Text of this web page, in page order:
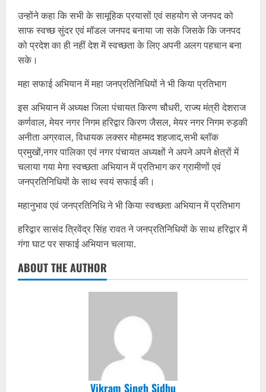
उन्होंने कहा कि सभी के सामूहिक प्रयासों एवं सहयोग से जनपद को
साफ स्वच्छ सुंदर एवं मॉडल जनपद बनाया जा सके जिसके कि जनपद
को प्रदेश का ही नहीं देश में स्वच्छता के लिए अपनी अलग पहचान बना
सके।
महा सफाई अभियान में महा जनप्रतिनिधियों ने भी किया प्रतिभाग
इस अभियान में अध्यक्ष जिला पंचायत किरण चौधरी, राज्य मंत्री देशराज
कर्णवाल, मेयर नगर निगम हरिद्वार किरण जैसल, मेयर नगर निगम रुड़की
अनीता अग्रवाल, विधायक लक्सर मोहम्मद शहजाद,सभी ब्लॉक
प्रमुखों,नगर पालिका एवं नगर पंचायत अध्यक्षों ने अपने अपने क्षेत्रों में
चलाया गया मेगा स्वच्छता अभियान में प्रतिभाग कर ग्रामीणों एवं
जनप्रतिनिधियों के साथ स्वयं सफाई की।
महानुभाव एवं जनप्रतिनिधि ने भी किया स्वच्छता अभियान में प्रतिभाग
हरिद्वार सासंद त्रिवेंद्र सिंह रावत ने जनप्रतिनिधियों के साथ हरिद्वार में
गंगा घाट पर सफाई अभियान चलाया.
ABOUT THE AUTHOR
Vikram Singh Sidhu